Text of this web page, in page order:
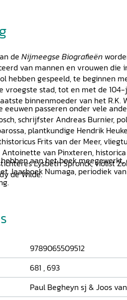
de Nijmeegse Biografieën
van mannen en vrouwen die
hebben gespeeld, te beginnen
vroegste stad, tot en met de
binnenmoeder van het R.K.
eeuwen passeren onder vele
schrijfster Andreas Burnier,
plantkundige Hendrik
Frits van der Meer,
van Pinxteren,
Lysbeth Spronck, violist
de Wilde.
aan het boek meegewerkt,
Jaarboek Numaga, periodiek
9789065509512
681 ,693
Paul Begheyn sj & Joos